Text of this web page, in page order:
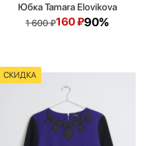
Юбка Tamara Elovikova
1 600₽160₽90%
СКИДКА